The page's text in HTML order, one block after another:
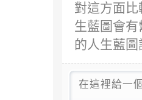
對這方面
生藍圖會
的人生藍